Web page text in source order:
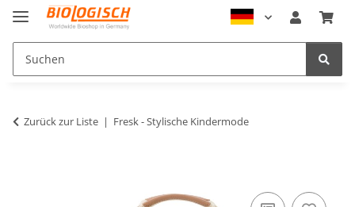
Zurück zur Liste Fresk - Stylische Kindermode